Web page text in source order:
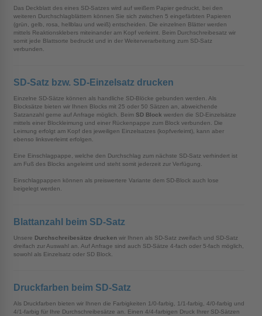
Das Deckblatt des eines SD-Satzes wird auf weißem Papier gedruckt, bei den
weiteren Durchschlagblättern können Sie sich zwischen 5 eingefärbten Papieren
(grün, gelb, rosa, hellblau und weiß) entscheiden. Die einzelnen Blätter werden
mittels Reaktionsklebers miteinander am Kopf verleimt. Beim Durchschreibesatz wir
somit jede Blattsorte bedruckt und in der Weiterverarbeitung zum SD-Satz
verbunden.
SD-Satz bzw. SD-Einzelsatz drucken
Einzelne SD-Sätze können als handliche SD-Blöcke gebunden werden. Als
Blocksätze bieten wir Ihnen Blocks mit 25 oder 50 Sätzen an, abweichende
Satzanzahl gerne auf Anfrage möglich. Beim SD Block werden die SD-Einzelsätze
mittels einer Blockleimung und einer Rückenpappe zum Block verbunden. Die
Leimung erfolgt am Kopf des jeweiligen Einzelsatzes (kopfverleimt), kann aber
ebenso linksverleimt erfolgen.
Eine Einschlagpappe, welche den Durchschlag zum nächste SD-Satz verhindert ist
am Fuß des Blocks angeleimt und steht somit jederzeit zur Verfügung.
Einschlagpappen können als preiswertere Variante dem SD-Block auch lose
beigelegt werden.
Blattanzahl beim SD-Satz
Unsere Durchschreibesätze drucken wir Ihnen als SD-Satz zweifach und SD-Satz
dreifach zur Auswahl an. Auf Anfrage sind auch SD-Sätze 4-fach oder 5-fach möglich,
sowohl als Einzelsatz oder SD Block.
Druckfarben beim SD-Satz
Als Druckfarben bieten wir Ihnen die Farbigkeiten 1/0-farbig, 1/1-farbig, 4/0-farbig und
4/1-farbig für Ihre Durchschreibesätze an. Einen 4/4-farbigen Druck Ihrer SD-Sätzen